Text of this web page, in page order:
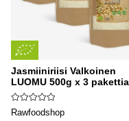
Jasmiiniriisi Valkoinen
LUOMU 500g x 3 pakettia
Rawfoodshop